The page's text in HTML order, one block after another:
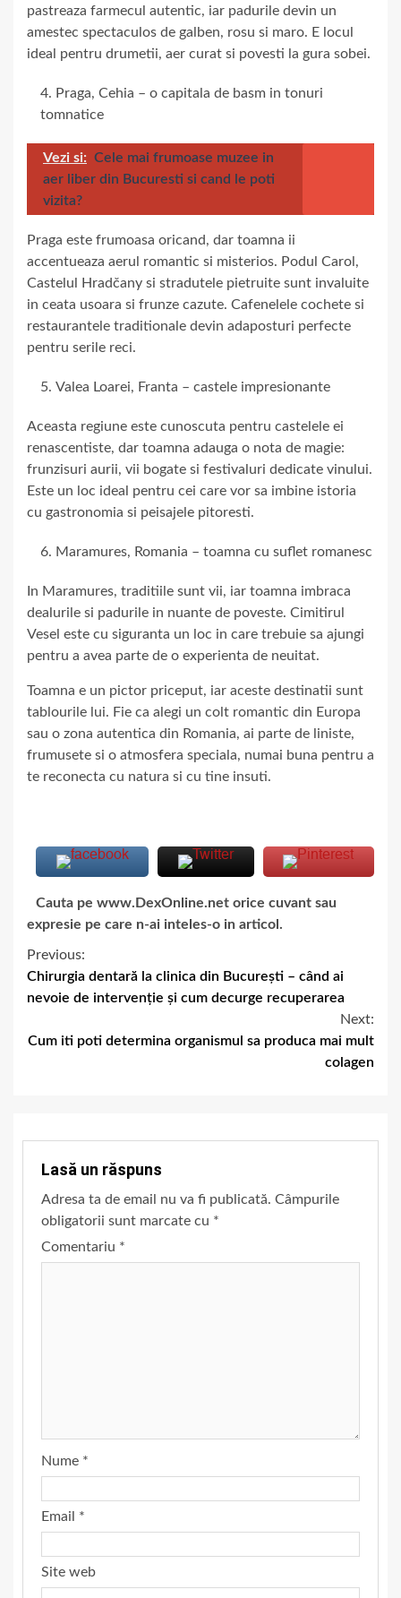
pastreaza farmecul autentic, iar padurile devin un
amestec spectaculos de galben, rosu si maro. E locul
ideal pentru drumetii, aer curat si povesti la gura sobei.
Praga, Cehia – o capitala de basm in tonuri
tomnatice
Vezi si: Cele mai frumoase muzee in
aer liber din Bucuresti si cand le poti
vizita?
Praga este frumoasa oricand, dar toamna ii
accentueaza aerul romantic si misterios. Podul Carol,
Castelul Hradčany si stradutele pietruite sunt invaluite
in ceata usoara si frunze cazute. Cafenelele cochete si
restaurantele traditionale devin adaposturi perfecte
pentru serile reci.
Valea Loarei, Franta – castele impresionante
Aceasta regiune este cunoscuta pentru castelele ei
renascentiste, dar toamna adauga o nota de magie:
frunzisuri aurii, vii bogate si festivaluri dedicate vinului.
Este un loc ideal pentru cei care vor sa imbine istoria
cu gastronomia si peisajele pitoresti.
Maramures, Romania – toamna cu suflet romanesc
In Maramures, traditiile sunt vii, iar toamna imbraca
dealurile si padurile in nuante de poveste. Cimitirul
Vesel este cu siguranta un loc in care trebuie sa ajungi
pentru a avea parte de o experienta de neuitat.
Toamna e un pictor priceput, iar aceste destinatii sunt
tablourile lui. Fie ca alegi un colt romantic din Europa
sau o zona autentica din Romania, ai parte de liniste,
frumusete si o atmosfera speciala, numai buna pentru a
te reconecta cu natura si cu tine insuti.
Cauta pe www.DexOnline.net orice cuvant sau
expresie pe care n-ai inteles-o in articol.
Previous:
Chirurgia dentară la clinica din București – când ai
nevoie de intervenție și cum decurge recuperarea
Next:
Cum iti poti determina organismul sa produca mai mult
colagen
Lasă un răspuns
Adresa ta de email nu va fi publicată. Câmpurile
obligatorii sunt marcate cu *
Comentariu *
Nume *
Email *
Site web